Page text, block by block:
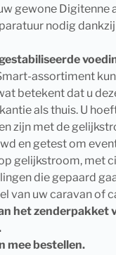
gewone
nodig
assortiment
betekent dat u
als thuis. U
zijn met de
en getest om
gelijkstroom, met
die gepaard
van uw caravan of
het zenderpakket
mee bestellen.